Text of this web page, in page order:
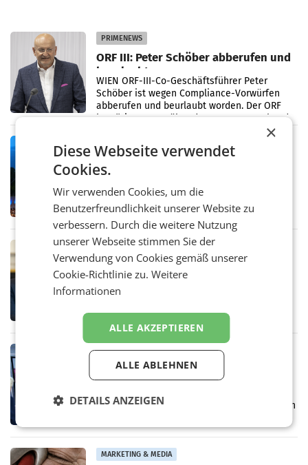
PRIMENEWS
ORF III: Peter Schöber abberufen und
beurlaubt
WIEN ORF-III-Co-Geschäftsführer Peter
Schöber ist wegen Compliance-Vorwürfen
abberufen und beurlaubt worden. Der ORF
bestätigte gegenüber der APA entsprechende
ORF-Kulturmatinee widmet sich 20
Jahren Grafenegg Festival und Peter
Simonischek
Am Sonntag, dem 9. August 2026, begleitet
Lillian Moschen das Publikum ab 9.05 Uhr
durch die ORF-„Kulturmatinee“. Die Sendung
startet mit der Dokumentation „20 Jahre
Grafenegg
MARKETING & MEDIA
APA-Comm-Ranking: Christian
Stocker mit höchster Medienpräsenz
im Juli
Das APA-Comm-Politik-Ranking untersucht
österreichischen Tageszeitungen und
analysiert, welche Politikerinnen und
Politiker Österreichs die
MARKETING & MEDIA
Prozess zu Warner-Übernahme erst
im März 2027
Hollywood-Urgesteins Warner Brothers durch
der Schwebe bleiben. Eine Richterin setzte
MARKETING & MEDIA
×
Diese Webseite verwendet
Cookies.
Wir verwenden Cookies, um die
Benutzerfreundlichkeit unserer Website zu
verbessern. Durch die weitere Nutzung
unserer Webseite stimmen Sie der
Verwendung von Cookies gemäß unserer
Cookie-Richtlinie zu.Weitere
Informationen
ALLE AKZEPTIEREN
ALLE ABLEHNEN
DETAILS ANZEIGEN